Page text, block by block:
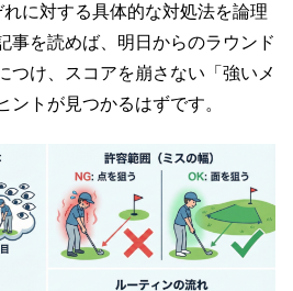
に対する具体的な対処法を論理
事を読めば、明日からのラウンド
つけ、スコアを崩さない「強いメ
ントが見つかるはずです。